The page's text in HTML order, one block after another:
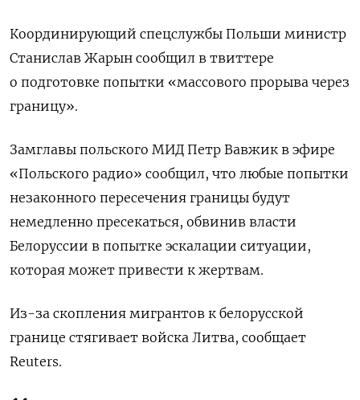
Координирующий спецслужбы Польши министр
Станислав Жарын сообщил в твиттере
о подготовке попытки «массового прорыва через
границу».
Замглавы польского МИД Петр Вавжик в эфире
«Польского радио» сообщил, что любые попытки
незаконного пересечения границы будут
немедленно пресекаться, обвинив власти
Белоруссии в попытке эскалации ситуации,
которая может привести к жертвам.
Из-за скопления мигрантов к белорусской
границе стягивает войска Литва, сообщает
Reuters.